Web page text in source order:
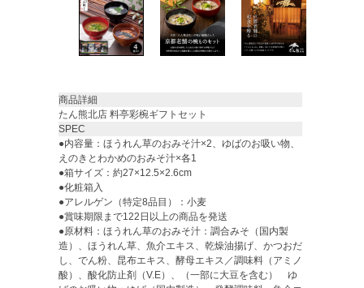
商品詳細
たん熊北店 料亭彩椀ギフトセット
SPEC
●内容量：ほうれん草のおみそ汁×2、ゆばのお吸い物、
えのきとわかめのおみそ汁×各1
●箱サイズ：約27×12.5×2.6cm
●化粧箱入
●アレルゲン（特定8品目）：小麦
●賞味期限まで122日以上の商品を発送
●原材料：ほうれん草のおみそ汁：調合みそ（国内製
造）、ほうれん草、魚介エキス、乾燥油揚げ、かつおだ
し、でん粉、昆布エキス、酵母エキス／調味料（アミノ
酸）、酸化防止剤（V.E）、（一部に大豆を含む） ゆ